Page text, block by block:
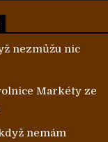
nezmůžu nic
Markéty ze
nemám